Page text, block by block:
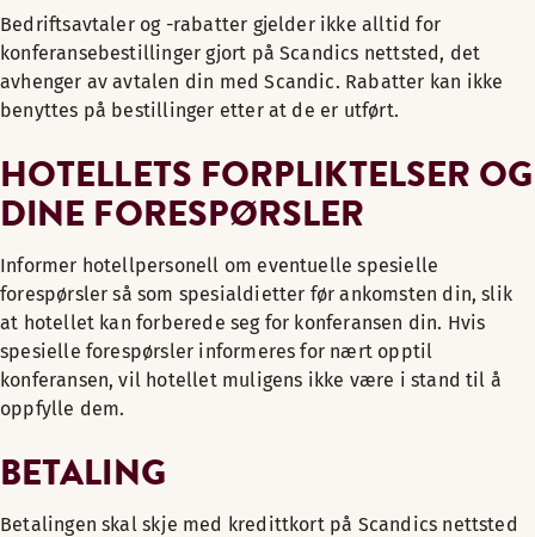
Bedriftsavtaler og -rabatter gjelder ikke alltid for
konferansebestillinger gjort på Scandics nettsted, det
avhenger av avtalen din med Scandic. Rabatter kan ikke
benyttes på bestillinger etter at de er utført.
HOTELLETS FORPLIKTELSER OG
DINE FORESPØRSLER
Informer hotellpersonell om eventuelle spesielle
forespørsler så som spesialdietter før ankomsten din, slik
at hotellet kan forberede seg for konferansen din. Hvis
spesielle forespørsler informeres for nært opptil
konferansen, vil hotellet muligens ikke være i stand til å
oppfylle dem.
BETALING
Betalingen skal skje med kredittkort på Scandics nettsted